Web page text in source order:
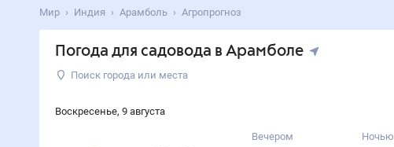
Мир Индия Арамболь Агропрогноз
Погода для садовода в Арамболе
Поиск города или места
Воскресенье, 9 августа
Вечером Ночью